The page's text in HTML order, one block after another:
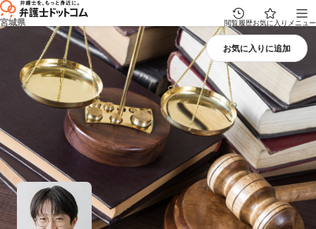
宮城県 閲覧履歴お気に入り メニュー